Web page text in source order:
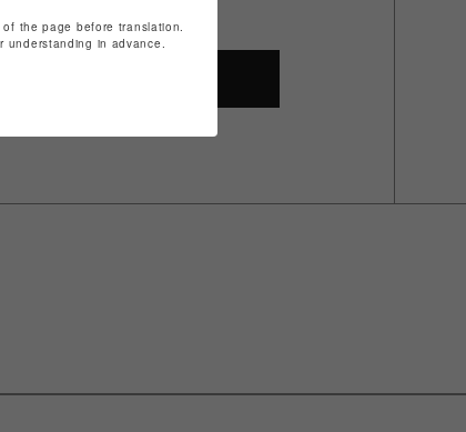
the page before translation.
in advance.